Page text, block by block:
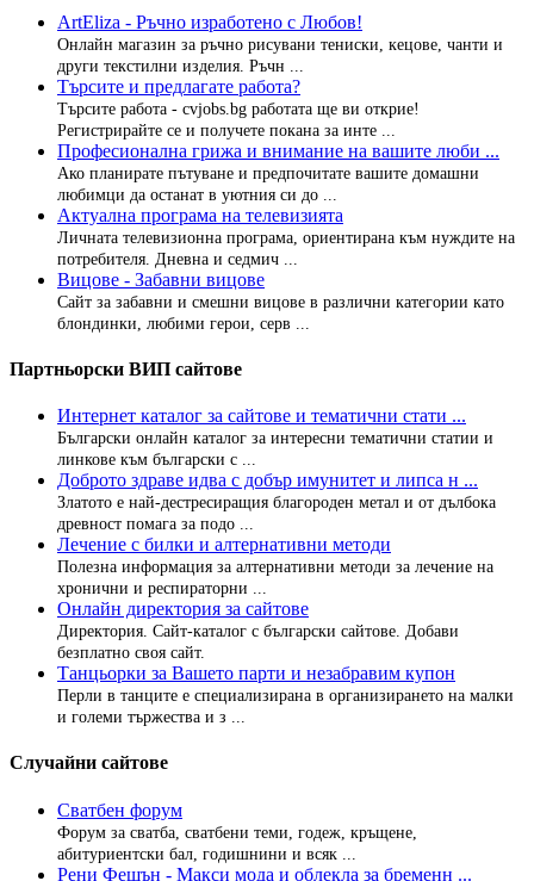
ArtEliza - Ръчно изработено с Любов!
Онлайн магазин за ръчно рисувани тениски, кецове, чанти и
други текстилни изделия. Ръчн ...
Търсите и предлагате работа?
Търсите работа - cvjobs.bg работата ще ви открие!
Регистрирайте се и получете покана за инте ...
Професионална грижа и внимание на вашите люби ...
Ако планирате пътуване и предпочитате вашите домашни
любимци да останат в уютния си до ...
Актуална програма на телевизията
Личната телевизионна програма, ориентирана към нуждите на
потребителя. Дневна и седмич ...
Вицове - Забавни вицове
Сайт за забавни и смешни вицове в различни категории като
блондинки, любими герои, серв ...
Партньорски ВИП сайтове
Интернет каталог за сайтове и тематични стати ...
Български онлайн каталог за интересни тематични статии и
линкове към български с ...
Доброто здраве идва с добър имунитет и липса н ...
Златото е най-дестресиращия благороден метал и от дълбока
древност помага за подо ...
Лечение с билки и алтернативни методи
Полезна информация за алтернативни методи за лечение на
хронични и респираторни ...
Онлайн директория за сайтове
Директория. Сайт-каталог с български сайтове. Добави
безплатно своя сайт.
Танцьорки за Вашето парти и незабравим купон
Перли в танците е специализирана в организирането на малки
и големи тържества и з ...
Случайни сайтове
Сватбен форум
Форум за сватба, сватбени теми, годеж, кръщене,
абитуриентски бал, годишнини и всяк ...
Рени Фешън - Макси мода и облекла за бременн ...